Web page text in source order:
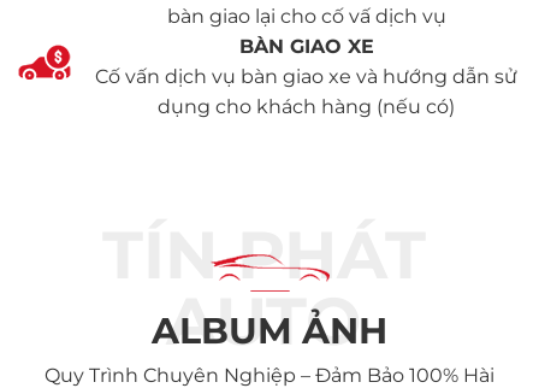
bàn giao lại cho cố vấ dịch vụ
BÀN GIAO XE
Cố vấn dịch vụ bàn giao xe và hướng dẫn sử
dụng cho khách hàng (nếu có)
ALBUM ẢNH
TÍN PHÁT
AUTO
Quy Trình Chuyên Nghiệp – Đảm Bảo 100% Hài